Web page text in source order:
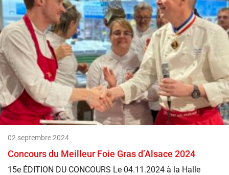
02 septembre 2024
Concours du Meilleur Foie Gras d’Alsace 2024
15e ÉDITION DU CONCOURS Le 04.11.2024 à la Halle